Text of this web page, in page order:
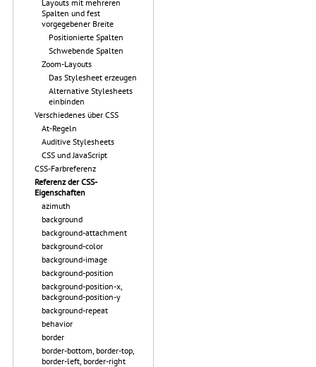
Layouts mit mehreren
Spalten und fest
vorgegebener Breite
Positionierte Spalten
Schwebende Spalten
Zoom-Layouts
Das Stylesheet erzeugen
Alternative Stylesheets
einbinden
Verschiedenes über CSS
At-Regeln
Auditive Stylesheets
CSS und JavaScript
CSS-Farbreferenz
Referenz der CSS-
Eigenschaften
azimuth
background
background-attachment
background-color
background-image
background-position
background-position-x,
background-position-y
background-repeat
behavior
border
border-bottom, border-top,
border-left, border-right